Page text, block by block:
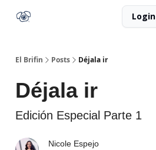
Login
El Brifin Posts Déjala ir
Déjala ir
Edición Especial Parte 1
Nicole Espejo